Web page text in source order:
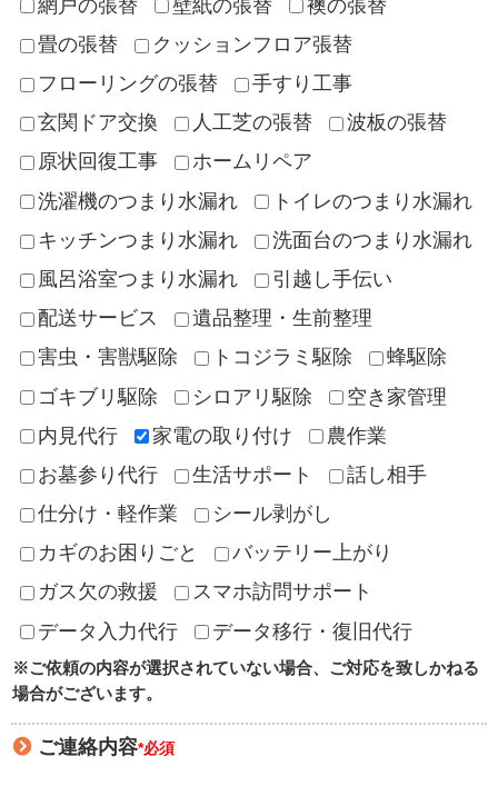
網戸の張替 壁紙の張替
襖の張替
畳の張替
クッションフロア張替
フローリングの張替
手すり工事
玄関ドア交換
人工芝の張替
波板の張替
原状回復工事
ホームリペア
洗濯機のつまり水漏れ
トイレのつまり水漏れ
キッチンつまり水漏れ
洗面台のつまり水漏れ
風呂浴室つまり水漏れ
引越し手伝い
配送サービス
遺品整理・生前整理
害虫・害獣駆除
トコジラミ駆除
蜂駆除
ゴキブリ駆除
シロアリ駆除
空き家管理
内見代行
家電の取り付け
農作業
お墓参り代行
生活サポート
話し相手
仕分け・軽作業
シール剥がし
カギのお困りごと
バッテリー上がり
ガス欠の救援
スマホ訪問サポート
データ入力代行
データ移行・復旧代行
※ご依頼の内容が選択されていない場合、ご対応を致しかねる
場合がございます。
ご連絡内容*必須